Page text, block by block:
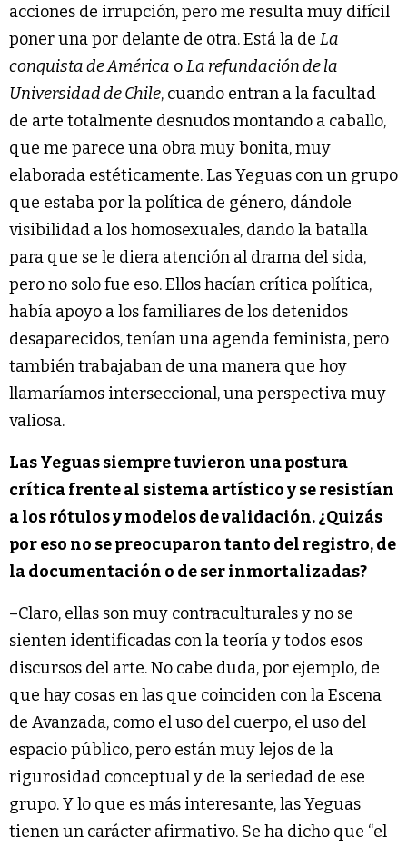
acciones de irrupción, pero me resulta muy difícil
poner una por delante de otra. Está la de La
conquista de América oLa refundación de la
Universidad de Chile, cuando entran a la facultad
de arte totalmente desnudos montando a caballo,
que me parece una obra muy bonita, muy
elaborada estéticamente. Las Yeguas con un grupo
que estaba por la política de género, dándole
visibilidad a los homosexuales, dando la batalla
para que se le diera atención al drama del sida,
pero no solo fue eso. Ellos hacían crítica política,
había apoyo a los familiares de los detenidos
desaparecidos, tenían una agenda feminista, pero
también trabajaban de una manera que hoy
llamaríamos interseccional, una perspectiva muy
valiosa.
Las Yeguas siempre tuvieron una postura
crítica frente al sistema artístico y se resistían
a los rótulos y modelos de validación. ¿Quizás
por eso no se preocuparon tanto del registro, de
la documentación o de ser inmortalizadas?
–Claro, ellas son muy contraculturales y no se
sienten identificadas con la teoría y todos esos
discursos del arte. No cabe duda, por ejemplo, de
que hay cosas en las que coinciden con la Escena
de Avanzada, como el uso del cuerpo, el uso del
espacio público, pero están muy lejos de la
rigurosidad conceptual y de la seriedad de ese
grupo. Y lo que es más interesante, las Yeguas
tienen un carácter afirmativo. Se ha dicho que “el